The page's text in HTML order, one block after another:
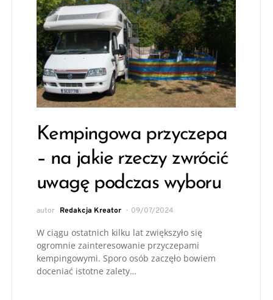
Kempingowa przyczepa
– na jakie rzeczy zwrócić
uwagę podczas wyboru
autor Redakcja Kreator 09/07/2024
W ciągu ostatnich kilku lat zwiększyło się
ogromnie zainteresowanie przyczepami
kempingowymi. Sporo osób zaczęło bowiem
doceniać istotne zalety…